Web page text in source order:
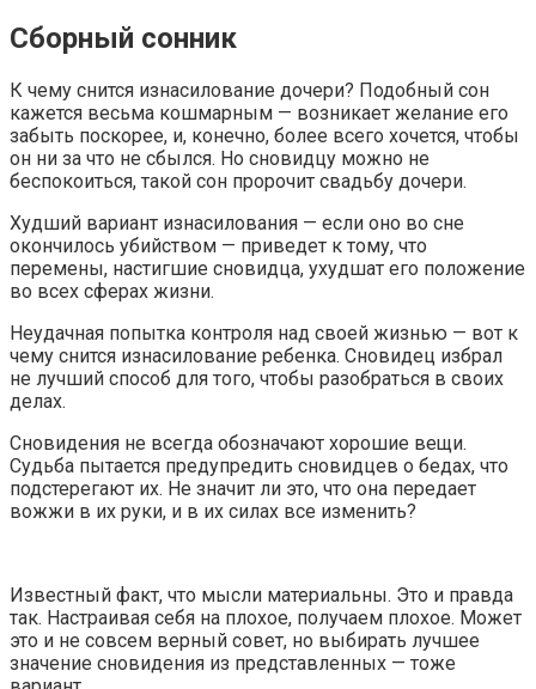
Сборный сонник
К чему снится изнасилование дочери? Подобный сон
кажется весьма кошмарным — возникает желание его
забыть поскорее, и, конечно, более всего хочется, чтобы
он ни за что не сбылся. Но сновидцу можно не
беспокоиться, такой сон пророчит свадьбу дочери.
Худший вариант изнасилования — если оно во сне
окончилось убийством — приведет к тому, что
перемены, настигшие сновидца, ухудшат его положение
во всех сферах жизни.
Неудачная попытка контроля над своей жизнью — вот к
чему снится изнасилование ребенка. Сновидец избрал
не лучший способ для того, чтобы разобраться в своих
делах.
Сновидения не всегда обозначают хорошие вещи.
Судьба пытается предупредить сновидцев о бедах, что
подстерегают их. Не значит ли это, что она передает
вожжи в их руки, и в их силах все изменить?
Известный факт, что мысли материальны. Это и правда
так. Настраивая себя на плохое, получаем плохое. Может
это и не совсем верный совет, но выбирать лучшее
значение сновидения из представленных — тоже